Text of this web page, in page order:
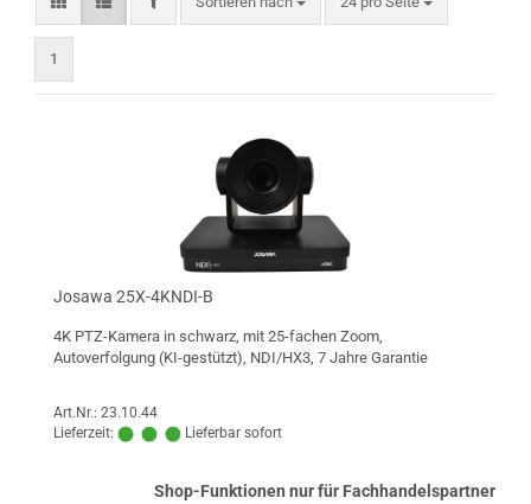
1
Josawa 25X-4KNDI-B
4K PTZ-Kamera in schwarz, mit 25-fachen Zoom,
Autoverfolgung (KI-gestützt), NDI/HX3, 7 Jahre Garantie
Art.Nr.: 23.10.44
Lieferzeit:
Lieferbar sofort
Shop-Funktionen nur für Fachhandelspartner